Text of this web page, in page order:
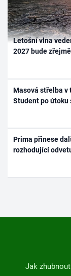
Letošní vlna
2027 bude
Masová střelba v
Student po útoku
Prima přinese
rozhodující
Jak zhubnout